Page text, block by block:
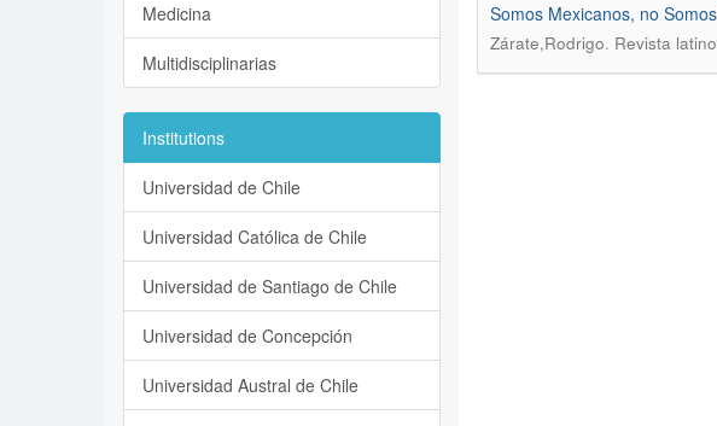
Somos Mexicanos, no
Zárate,Rodrigo. Revista
Medicina
Multidisciplinarias
Institutions
Universidad de Chile
Universidad Católica de Chile
Universidad de Santiago de Chile
Universidad de Concepción
Universidad Austral de Chile